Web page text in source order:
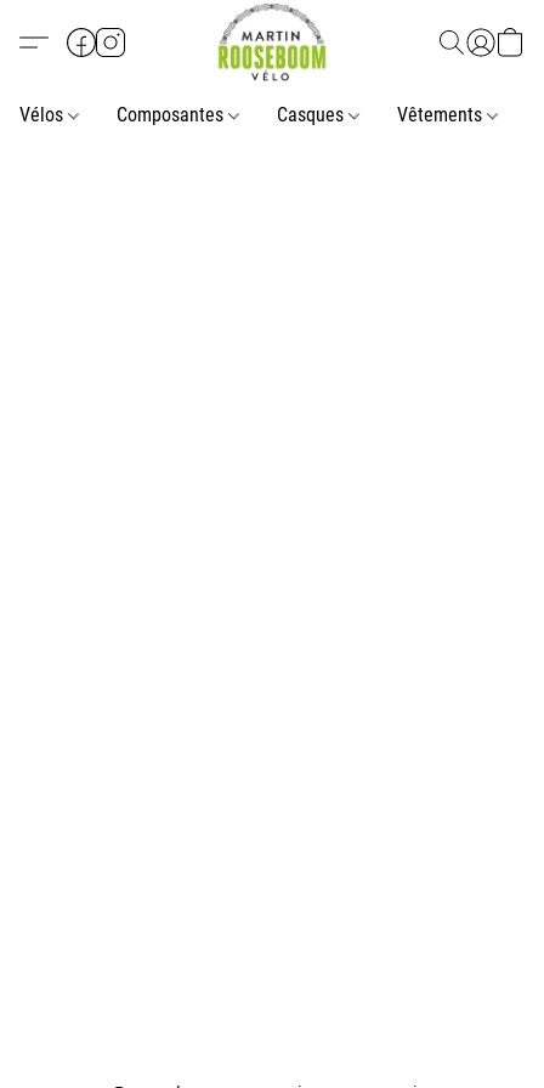
Vélos Composantes Casques Vêtements